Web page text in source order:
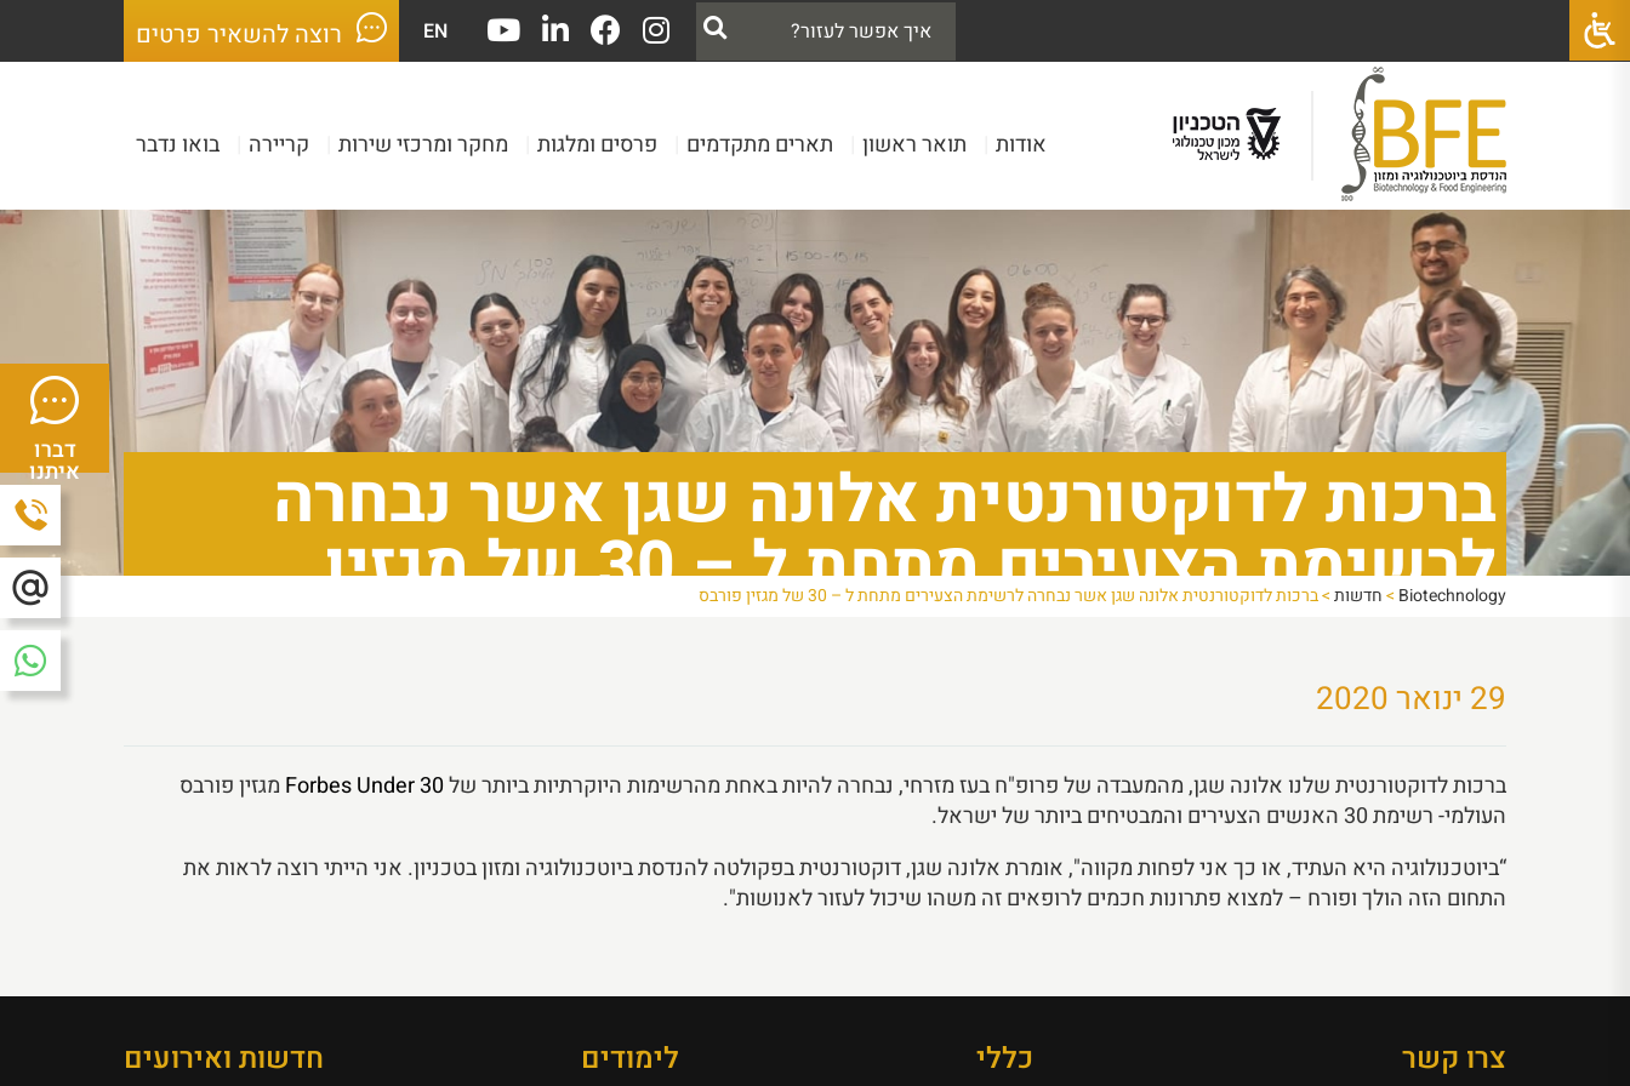
EN רוצה להשאיר פרטים
אודות תואר ראשון תארים מתקדמים פרסים ומלגות מחקר ומרכזי שירות קריירה בואו נדבר
דברו
איתנו ברכות לדוקטורנטית אלונה שגן אשר נבחרה
לרשימת הצעירים מתחת ל – 30 של מגזין
פורבס
Biotechnology
>חדשות>ברכות לדוקטורנטית אלונה שגן אשר נבחרה לרשימת הצעירים מתחת ל – 30 של מגזין פורבס
29 ינואר 2020
ברכות לדוקטורנטית שלנו אלונה שגן, מהמעבדה של פרופ"ח בעז מזרחי, נבחרה להיות באחת מהרשימות היוקרתיות ביותר שלForbes Under 30 מגזין פורבס
העולמי- רשימת 30 האנשים הצעירים והמבטיחים ביותר של ישראל.
“ביוטכנולוגיה היא העתיד, או כך אני לפחות מקווה", אומרת אלונה שגן, דוקטורנטית בפקולטה להנדסת ביוטכנולוגיה ומזון בטכניון. אני הייתי רוצה לראות את
התחום הזה הולך ופורח – למצוא פתרונות חכמים לרופאים זה משהו שיכול לעזור לאנושות".
צרו קשר כללי לימודים חדשות ואירועים